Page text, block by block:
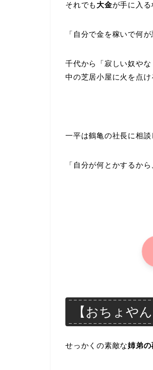
それでも 大金が手に入る
「自分で金を稼いで何
千代から「寂しい奴や
中の芝居小屋に火を点
一平は鶴亀の社長に相
「自分が何とかするか
【おちょや
せっかくの素敵な姉弟の